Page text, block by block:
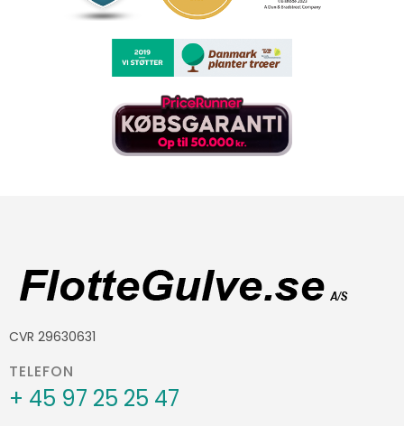
CVR 29630631
TELEFON
+ 45 97 25 25 47